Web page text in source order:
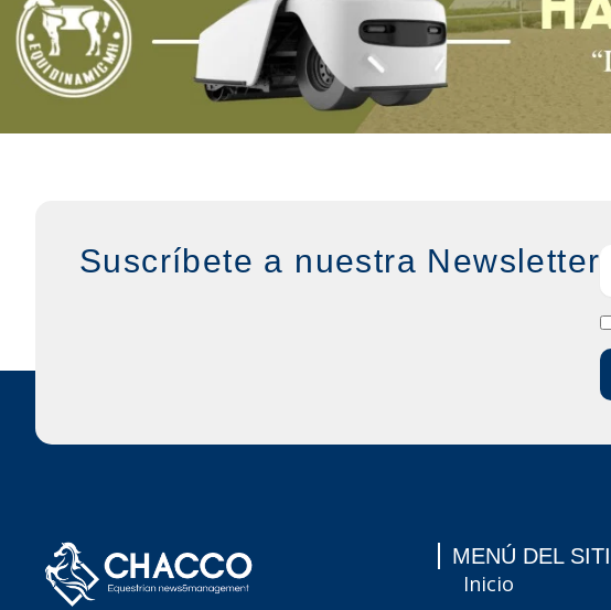
Suscríbete a nuestra Newsletter
MENÚ DEL
Inicio